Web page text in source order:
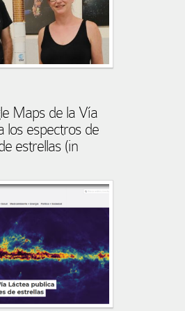
Maps de la Vía
los espectros de
estrellas (in